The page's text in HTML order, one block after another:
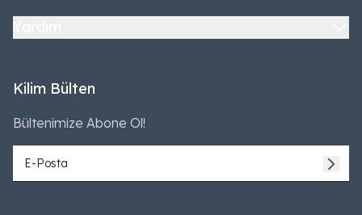
Kilim Bülten
Bültenimize Abone Ol!